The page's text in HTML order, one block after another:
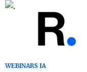
WEBINARS IA